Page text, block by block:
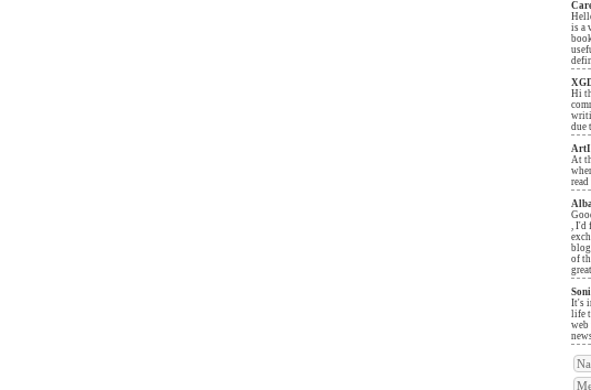
is a
Hi
due
At
, I'd
blog
of
It's
life
web